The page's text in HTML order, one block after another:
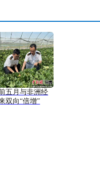
五月与非洲经
双向“倍增”